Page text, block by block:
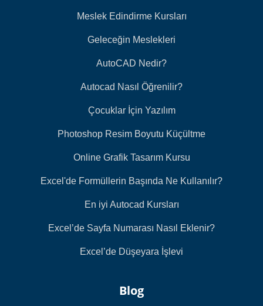
Meslek Edindirme Kursları
Geleceğin Meslekleri
AutoCAD Nedir?
Autocad Nasıl Öğrenilir?
Çocuklar İçin Yazılım
Photoshop Resim Boyutu Küçültme
Online Grafik Tasarım Kursu
Excel'de Formüllerin Başında Ne Kullanılır?
En iyi Autocad Kursları
Excel’de Sayfa Numarası Nasıl Eklenir?
Excel’de Düşeyara İşlevi
Blog